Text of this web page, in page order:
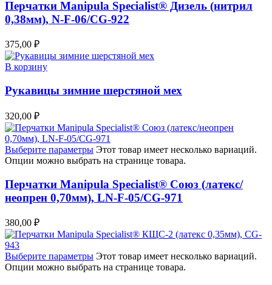
Перчатки Manipula Specialist® Дизель (нитрил
0,38мм), N-F-06/CG-922
375,00 ₽
В корзину
Рукавицы зимние шерстяной мех
320,00 ₽
Выберите параметры Этот товар имеет несколько вариаций.
Опции можно выбрать на странице товара.
Перчатки Manipula Specialist® Союз (латекс/
неопрен 0,70мм), LN-F-05/CG-971
380,00 ₽
Выберите параметры Этот товар имеет несколько вариаций.
Опции можно выбрать на странице товара.